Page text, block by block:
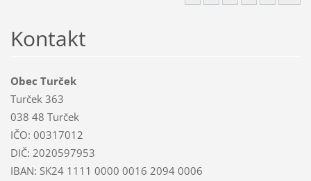
Kontakt
Obec Turček
Turček 363
038 48 Turček
IČO: 00317012
DIČ: 2020597953
IBAN: SK24 1111 0000 0016 2094 0006